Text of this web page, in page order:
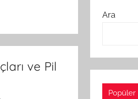
ve Pil
Ara
Popüler